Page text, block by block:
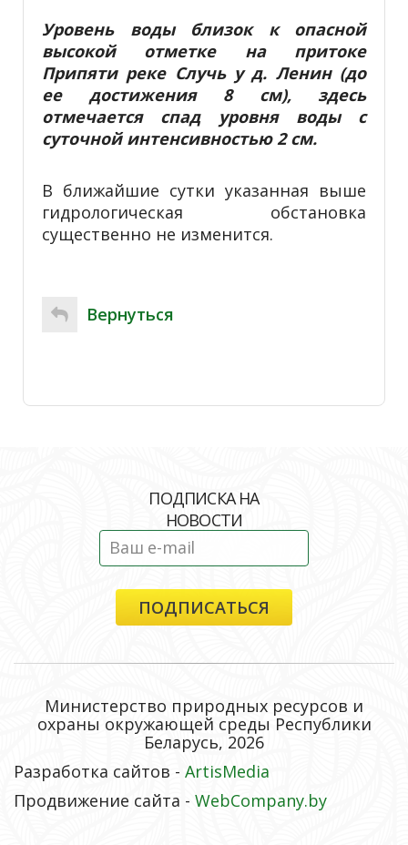
Уровень воды близок к опасной
высокой отметке на притоке
Припяти реке Случь у д. Ленин (до
ее достижения 8 см), здесь
отмечается спад уровня воды с
суточной интенсивностью 2 см.
В ближайшие сутки указанная выше
гидрологическая обстановка
существенно не изменится.
Вернуться
ПОДПИСКА НА
НОВОСТИ
Министерство природных ресурсов и
охраны окружающей среды Республики
Беларусь, 2026
Разработка сайтов - ArtisMedia
Продвижение сайта - WebCompany.by